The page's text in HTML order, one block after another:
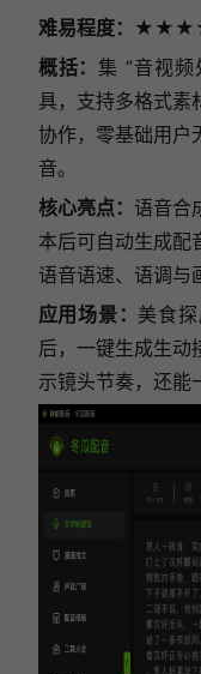
难易程度：
概括： 集 “音视
具，支持多格式素
协作，零基础用户
音。
核心亮点： 语音合
本后可自动生成配
语音语速、语调与
应用场景： 美食
后，一键生成生动
示镜头节奏，还能